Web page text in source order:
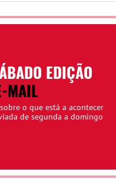
EDIÇÃO
MAIL
o que está a acontecer
de segunda a domingo